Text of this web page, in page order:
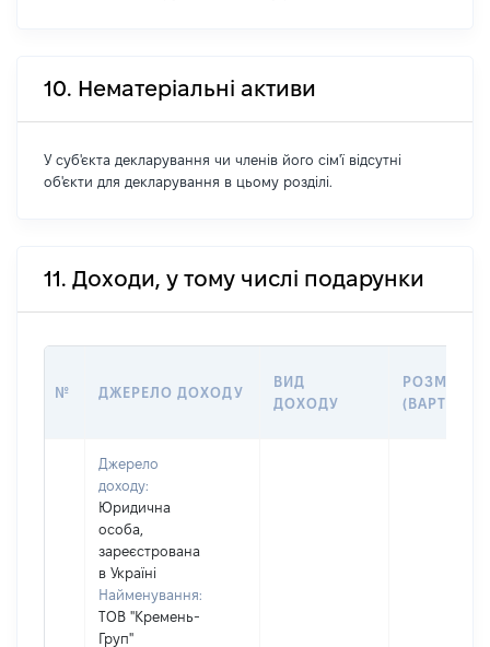
10. Нематеріальні активи
У суб'єкта декларування чи членів його сім'ї відсутні
об'єкти для декларування в цьому розділі.
11. Доходи, у тому числі подарунки
№ ДЖЕРЕЛО ДОХОДУ
ВИД
ДОХОДУ
РОЗМІР
(ВАРТІСТЬ)
Джерело
доходу:
Юридична
особа,
зареєстрована
в Україні
Найменування:
ТОВ "Кремень-
Груп"